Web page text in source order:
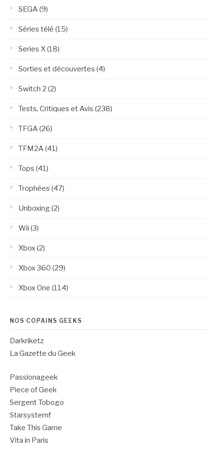
SEGA(9)
Séries télé (15)
Series X(18)
Sorties et découvertes (4)
Switch 2 (2)
Tests, Critiques et Avis (238)
TFGA(26)
TFM2A(41)
Tops (41)
Trophées (47)
Unboxing(2)
Wii (3)
Xbox(2)
Xbox 360 (29)
Xbox One (114)
NOS COPAINS GEEKS
Darkriketz
La Gazette du Geek
Passionageek
Piece of Geek
Sergent Tobogo
Starsystemf
Take This Game
Vita in Paris